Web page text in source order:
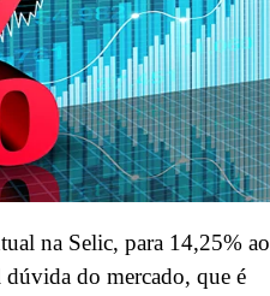
na Selic, para 14,25% ao
do mercado, que é